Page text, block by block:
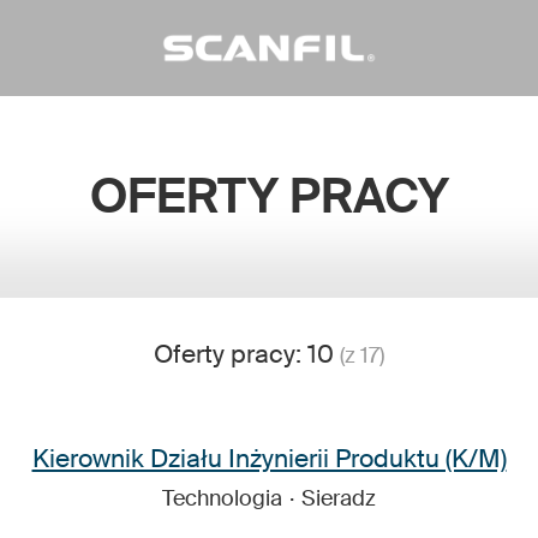
OFERTY PRACY
Oferty pracy: 10 (z 17)
Kierownik Działu Inżynierii Produktu (K/M)
Technologia · Sieradz